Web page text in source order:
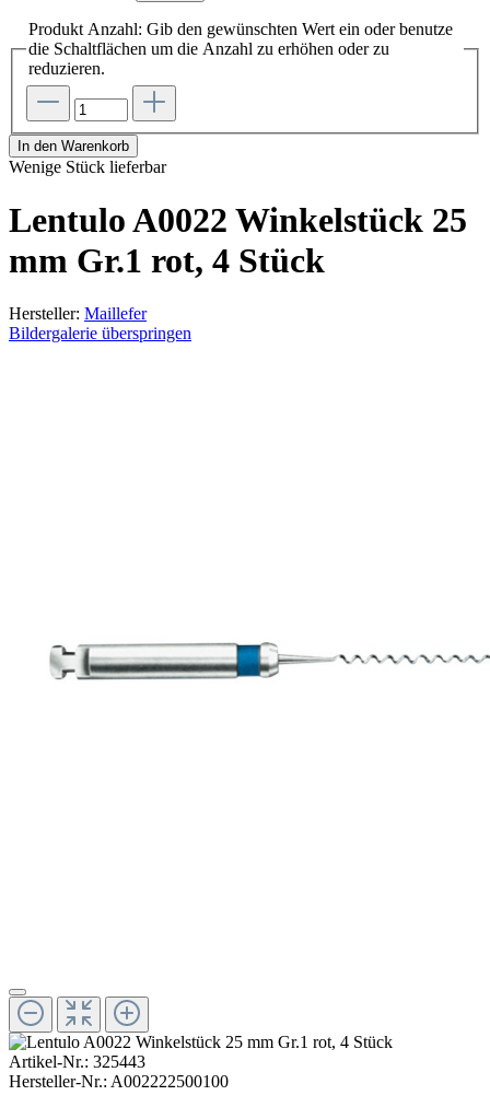
Produkt Anzahl: Gib den gewünschten Wert ein oder benutze
die Schaltflächen um die Anzahl zu erhöhen oder zu
reduzieren.
In den Warenkorb
Wenige Stück lieferbar
Lentulo A0022 Winkelstück 25
mm Gr.1 rot, 4 Stück
Hersteller: Maillefer
Bildergalerie überspringen
Artikel-Nr.: 325443
Hersteller-Nr.: A002222500100